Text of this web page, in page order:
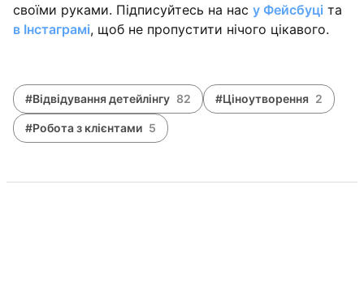
своїми руками. Підписуйтесь на нас у Фейсбуці та
в Інстаграмі, щоб не пропустити нічого цікавого.
#Відвідування детейлінгу 82 #Ціноутворення 2
#Робота з клієнтами 5